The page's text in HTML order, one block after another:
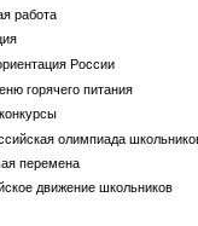
работа
России
горячего питания
олимпиада
перемена
движение школьников